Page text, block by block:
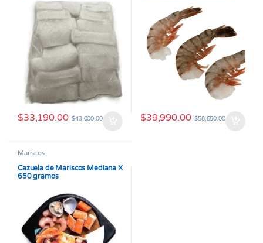
$33,190.00 $43,000.00 $39,990.00 $58,650.00
Mariscos
Cazuela de Mariscos Mediana X
650 gramos